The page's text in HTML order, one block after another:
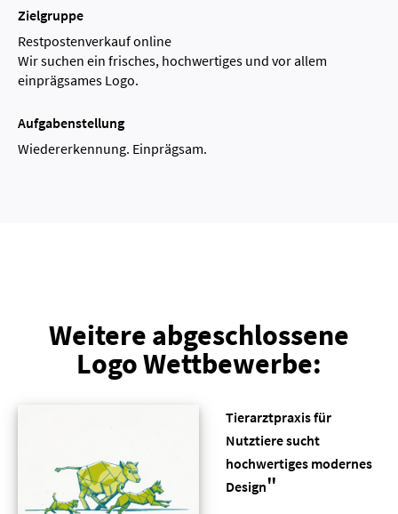
Zielgruppe
Restpostenverkauf online
Wir suchen ein frisches, hochwertiges und vor allem
einprägsames Logo.
Aufgabenstellung
Wiedererkennung. Einprägsam.
Weitere abgeschlossene
Logo Wettbewerbe:
Tierarztpraxis für
Nutztiere sucht
hochwertiges modernes
Design"